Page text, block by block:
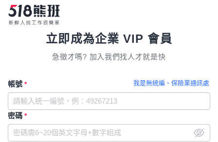
立即成為企業 VIP 會員
急徵才嗎? 加入我們找人才就是快
我是無統編、保險業通訊處
帳號 *
密碼 *